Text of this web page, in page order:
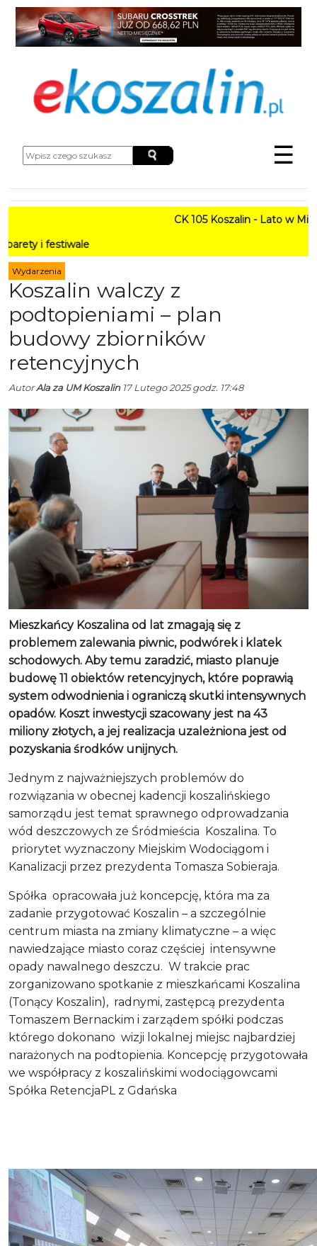
☰
CK 105 Koszalin - Lato w Mieście
Wydarzenia
Koszalin walczy z
podtopieniami – plan
budowy zbiorników
retencyjnych
AutorAla za UM Koszalin17 Lutego 2025 godz. 17:48
Mieszkańcy Koszalina od lat zmagają się z
problemem zalewania piwnic, podwórek i klatek
schodowych. Aby temu zaradzić, miasto planuje
budowę 11 obiektów retencyjnych, które poprawią
system odwodnienia i ograniczą skutki intensywnych
opadów. Koszt inwestycji szacowany jest na 43
miliony złotych, a jej realizacja uzależniona jest od
pozyskania środków unijnych.
Jednym z najważniejszych problemów do
rozwiązania w obecnej kadencji koszalińskiego
samorządu jest temat sprawnego odprowadzania
wód deszczowych ze Śródmieścia Koszalina. To
priorytet wyznaczony Miejskim Wodociągom i
Kanalizacji przez prezydenta Tomasza Sobieraja.
Spółka opracowała już koncepcję, która ma za
zadanie przygotować Koszalin – a szczególnie
centrum miasta na zmiany klimatyczne – a więc
nawiedzające miasto coraz częściej intensywne
opady nawalnego deszczu. W trakcie prac
zorganizowano spotkanie z mieszkańcami Koszalina
(Tonący Koszalin), radnymi, zastępcą prezydenta
Tomaszem Bernackim i zarządem spółki podczas
którego dokonano wizji lokalnej miejsc najbardziej
narażonych na podtopienia. Koncepcję przygotowała
we współpracy z koszalińskimi wodociągowcami
Spółka RetencjaPL z Gdańska